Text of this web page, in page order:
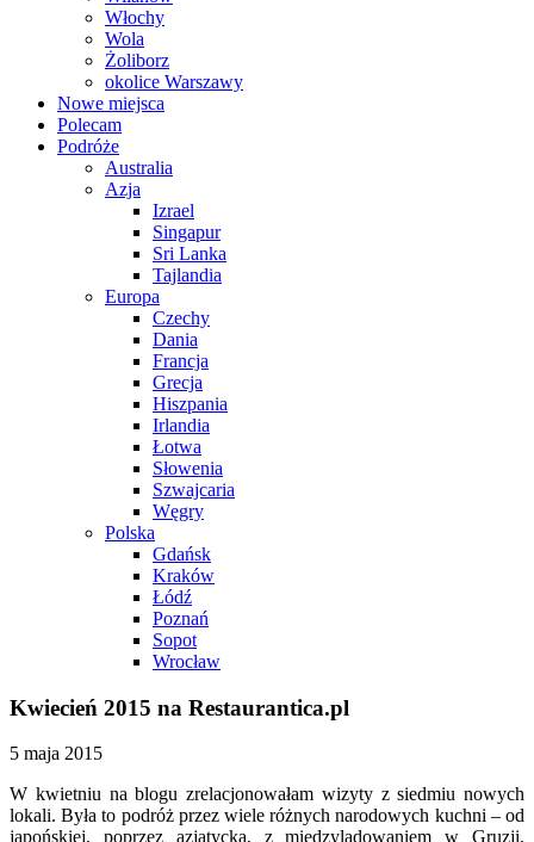
Włochy
Wola
Żoliborz
okolice Warszawy
Nowe miejsca
Polecam
Podróże
Australia
Azja
Izrael
Singapur
Sri Lanka
Tajlandia
Europa
Czechy
Dania
Francja
Grecja
Hiszpania
Irlandia
Łotwa
Słowenia
Szwajcaria
Węgry
Polska
Gdańsk
Kraków
Łódź
Poznań
Sopot
Wrocław
Kwiecień 2015 na Restaurantica.pl
5 maja 2015
W kwietniu na blogu zrelacjonowałam wizyty z siedmiu nowych
lokali. Była to podróż przez wiele różnych narodowych kuchni – od
japońskiej, poprzez azjatycką, z międzylądowaniem w Gruzji,